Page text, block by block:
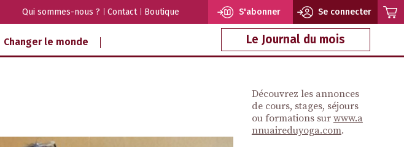
Qui sommes-nous ? Contact Boutique S'abonner Se connecter
Changer le monde Le Journal du mois
Découvrez les annonces
de cours, stages, séjours
ou formations sur www.a
nnuaireduyoga.com.